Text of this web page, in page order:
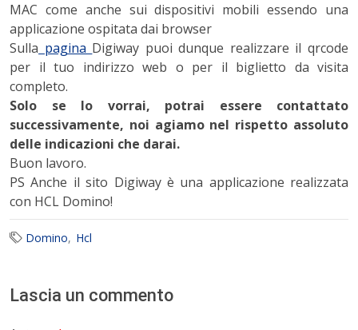
MAC come anche sui dispositivi mobili essendo una
applicazione ospitata dai browser
Sulla pagina Digiway puoi dunque realizzare il qrcode
per il tuo indirizzo web o per il biglietto da visita
completo.
Solo se lo vorrai, potrai essere contattato
successivamente, noi agiamo nel rispetto assoluto
delle indicazioni che darai.
Buon lavoro.
PS Anche il sito Digiway è una applicazione realizzata
con HCL Domino!
Domino Hcl
Lascia un commento